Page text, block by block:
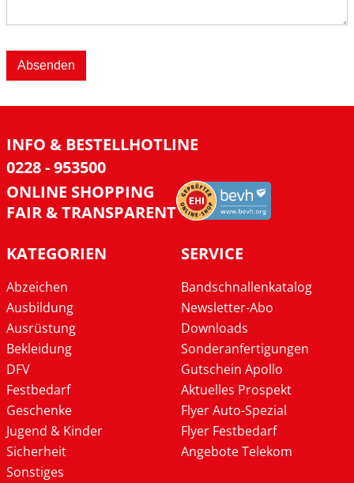
Absenden
INFO & BESTELLHOTLINE
0228 - 953500
ONLINE SHOPPING
FAIR & TRANSPARENT
KATEGORIEN
Abzeichen
Ausbildung
Ausrüstung
Bekleidung
DFV
Festbedarf
Geschenke
Jugend & Kinder
Sicherheit
Sonstiges
SERVICE
Bandschnallenkatalog
Newsletter-Abo
Downloads
Sonderanfertigungen
Gutschein Apollo
Aktuelles Prospekt
Flyer Auto-Spezial
Flyer Festbedarf
Angebote Telekom